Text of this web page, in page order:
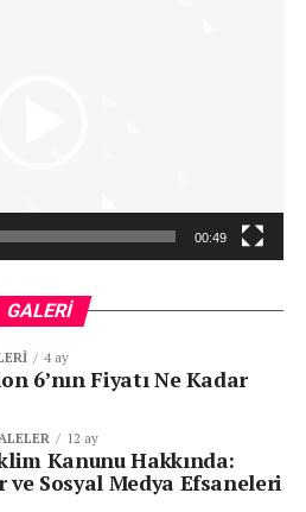
00:49
GALERI
4 ay
6’nın Fiyatı Ne Kadar
12 ay
Kanunu Hakkında:
ve Sosyal Medya Efsaneleri